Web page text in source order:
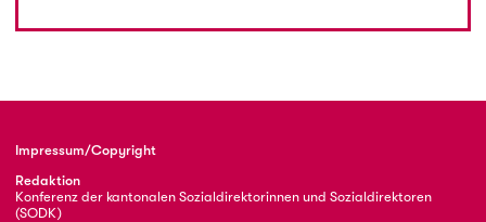
Impressum/Copyright
Redaktion
Konferenz der kantonalen Sozialdirektorinnen und Sozialdirektoren
(SODK)